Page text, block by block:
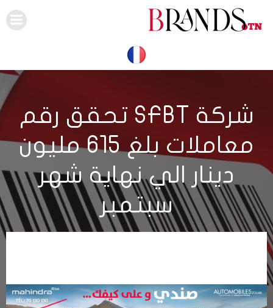
شركة SFBT تحقق رقم
معاملات بلغ 615 مليون
دينار الي نهاية شهر
سبتمبر